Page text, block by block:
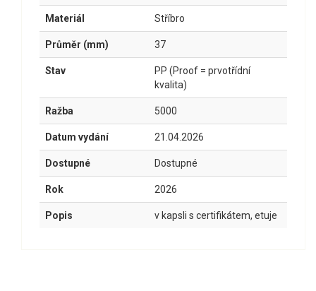
Materiál Stříbro
Průměr (mm) 37
Stav
PP (Proof = prvotřídní
kvalita)
Ražba 5000
Datum vydání 21.04.2026
Dostupné Dostupné
Rok 2026
Popis v kapsli s certifikátem, etuje